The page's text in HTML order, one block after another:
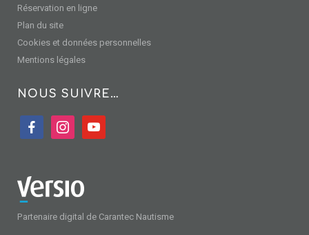
Réservation en ligne
Plan du site
Cookies et données personnelles
Mentions légales
NOUS SUIVRE…
facebookinstagramyoutube
Partenaire digital de Carantec Nautisme